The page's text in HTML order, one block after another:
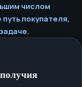
числом
покупателя,